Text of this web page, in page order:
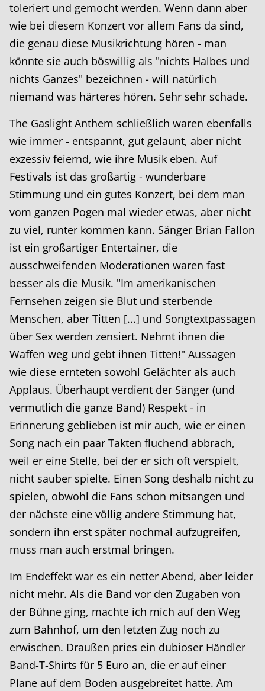
toleriert und gemocht werden. Wenn dann aber
wie bei diesem Konzert vor allem Fans da sind,
die genau diese Musikrichtung hören - man
könnte sie auch böswillig als "nichts Halbes und
nichts Ganzes" bezeichnen - will natürlich
niemand was härteres hören. Sehr sehr schade.
The Gaslight Anthem schließlich waren ebenfalls
wie immer - entspannt, gut gelaunt, aber nicht
exzessiv feiernd, wie ihre Musik eben. Auf
Festivals ist das großartig - wunderbare
Stimmung und ein gutes Konzert, bei dem man
vom ganzen Pogen mal wieder etwas, aber nicht
zu viel, runter kommen kann. Sänger Brian Fallon
ist ein großartiger Entertainer, die
ausschweifenden Moderationen waren fast
besser als die Musik. "Im amerikanischen
Fernsehen zeigen sie Blut und sterbende
Menschen, aber Titten [...] und Songtextpassagen
über Sex werden zensiert. Nehmt ihnen die
Waffen weg und gebt ihnen Titten!" Aussagen
wie diese ernteten sowohl Gelächter als auch
Applaus. Überhaupt verdient der Sänger (und
vermutlich die ganze Band) Respekt - in
Erinnerung geblieben ist mir auch, wie er einen
Song nach ein paar Takten fluchend abbrach,
weil er eine Stelle, bei der er sich oft verspielt,
nicht sauber spielte. Einen Song deshalb nicht zu
spielen, obwohl die Fans schon mitsangen und
der nächste eine völlig andere Stimmung hat,
sondern ihn erst später nochmal aufzugreifen,
muss man auch erstmal bringen.
Im Endeffekt war es ein netter Abend, aber leider
nicht mehr. Als die Band vor den Zugaben von
der Bühne ging, machte ich mich auf den Weg
zum Bahnhof, um den letzten Zug noch zu
erwischen. Draußen pries ein dubioser Händler
Band-T-Shirts für 5 Euro an, die er auf einer
Plane auf dem Boden ausgebreitet hatte. Am